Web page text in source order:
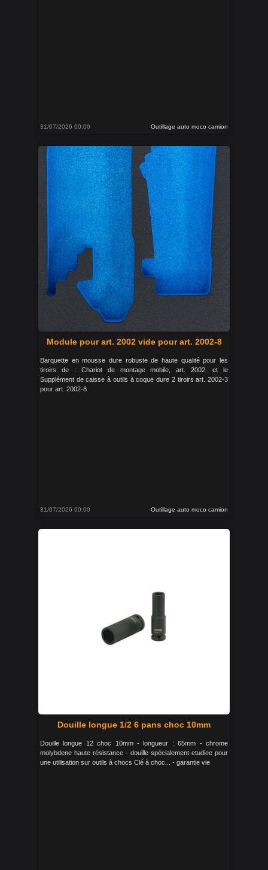
31/07/2026 00:00 Outillage auto moco camion
Module pour art. 2002 vide pour art. 2002-8
Barquette en mousse dure robuste de haute qualité pour les
tiroirs de : Chariot de montage mobile, art. 2002, et le
Supplément de caisse à outils à coque dure 2 tiroirs art. 2002-3
pour art. 2002-8
31/07/2026 00:00 Outillage auto moco camion
Douille longue 1/2 6 pans choc 10mm
Douille longue 12 choc 10mm - longueur : 65mm - chrome
molybdene haute résistance - douille spécialement etudiee pour
une utilisation sur outils à chocs Clé à choc... - garantie vie